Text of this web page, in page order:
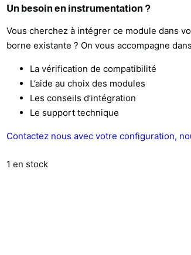
Un besoin en instrumentation ?
Vous cherchez à intégrer ce module dans
borne existante ? On vous accompagne
La vérification de compatibilité
L’aide au choix des modules
Les conseils d’intégration
Le support technique
Contactez nous avec votre configuration,
1 en stock